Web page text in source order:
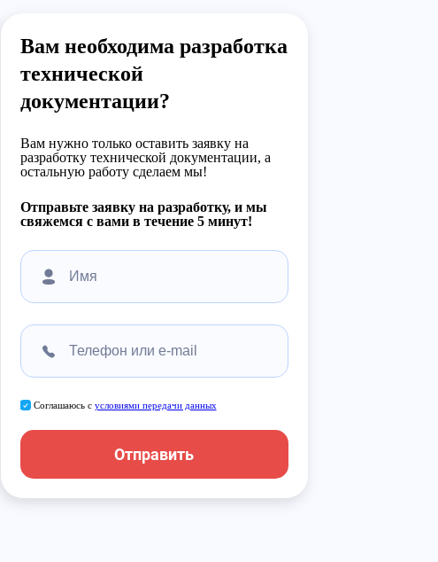
Вам необходима разработка
технической
документации?
Вам нужно только оставить заявку на
разработку технической документации, а
остальную работу сделаем мы!
Отправьте заявку на разработку, и мы
свяжемся с вами в течение 5 минут!
Соглашаюсь с условиями передачи данных
Отправить